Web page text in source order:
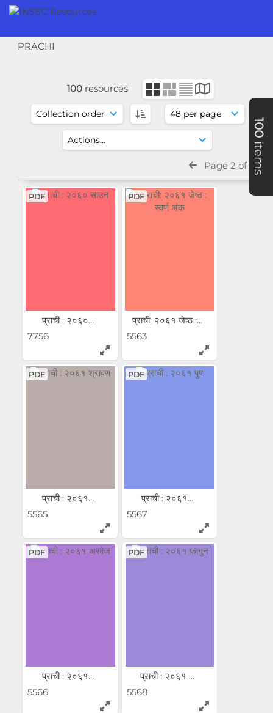
PRACHI
100 resources
Page 2 of 3
PDF
प्राची : २०६०...
7756
PDF
प्राची: २०६१ जेष्ठ :...
5563
PDF
प्राची : २०६१...
5565
PDF
प्राची : २०६१...
5567
PDF
प्राची : २०६१...
5566
PDF
प्राची : २०६१ ...
5568
100
items